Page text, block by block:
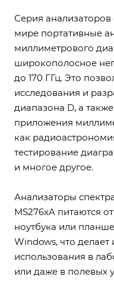
Серия анализаторов
мире портативные
миллиметрового
широкополосное
до 170 ГГц. Это
исследования и
диапазона D, а
приложения
как
тестирование
и многое другое.
Анализаторы
MS276xA питаются
ноутбука или
Windows, что
использования в
или даже в полевых